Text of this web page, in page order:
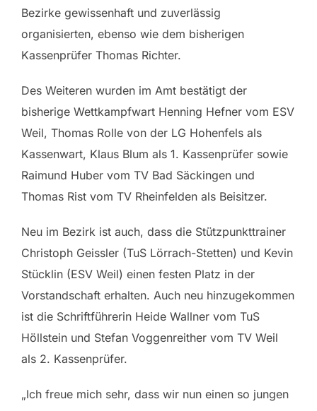
Bezirke gewissenhaft und zuverlässig
organisierten, ebenso wie dem bisherigen
Kassenprüfer Thomas Richter.
Des Weiteren wurden im Amt bestätigt der
bisherige Wettkampfwart Henning Hefner vom ESV
Weil, Thomas Rolle von der LG Hohenfels als
Kassenwart, Klaus Blum als 1. Kassenprüfer sowie
Raimund Huber vom TV Bad Säckingen und
Thomas Rist vom TV Rheinfelden als Beisitzer.
Neu im Bezirk ist auch, dass die Stützpunkttrainer
Christoph Geissler (TuS Lörrach-Stetten) und Kevin
Stücklin (ESV Weil) einen festen Platz in der
Vorstandschaft erhalten. Auch neu hinzugekommen
ist die Schriftführerin Heide Wallner vom TuS
Höllstein und Stefan Voggenreither vom TV Weil
als 2. Kassenprüfer.
„Ich freue mich sehr, dass wir nun einen so jungen